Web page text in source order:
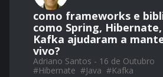
como frameworks e
como Spring,
Kafka ajudaram a
vivo?
Adriano Santos - 16 de Outubro
#Hibernate #Java #Kafka